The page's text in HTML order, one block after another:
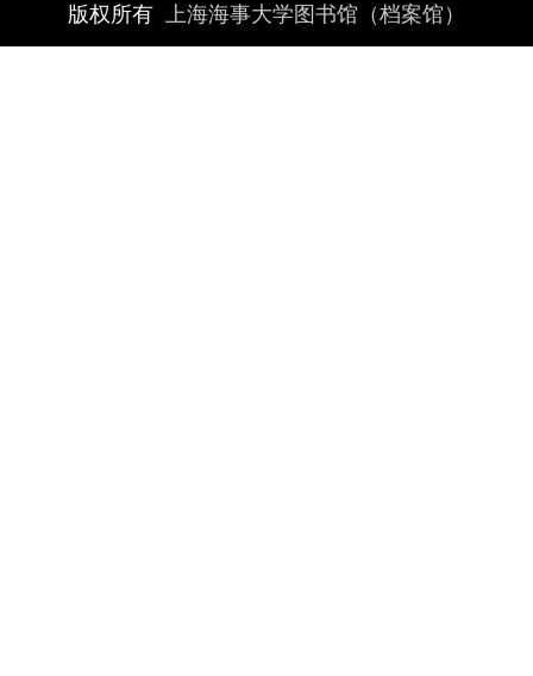
版权所有 上海海事大学图书馆（档案馆）